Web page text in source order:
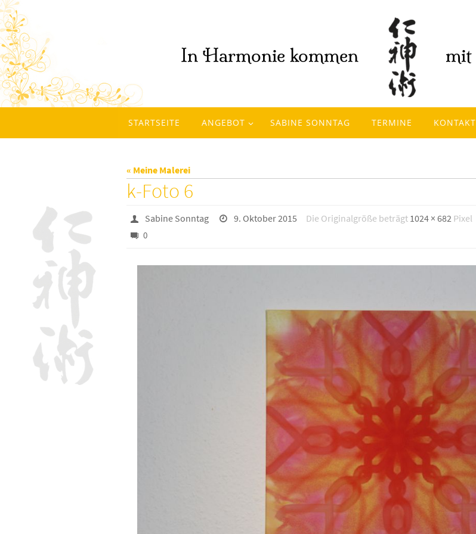
Zum
Inhalt
springen
Inhalt
springen
STARTSEITE ANGEBOT SABINE SONNTAG TERMINE KONTAKT
« Meine Malerei
k-Foto 6
Sabine Sonntag 9. Oktober 2015 Die Originalgröße beträgt 1024 × 682 Pixel
0